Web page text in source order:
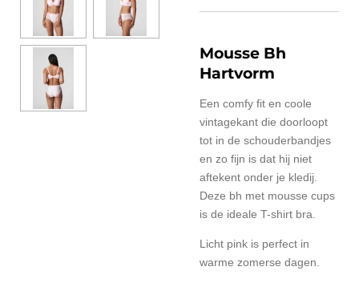
Mousse Bh
Hartvorm
Een comfy fit en coole
vintagekant die doorloopt
tot in de schouderbandjes
en zo fijn is dat hij niet
aftekent onder je kledij.
Deze bh met mousse cups
is de ideale T-shirt bra.
Licht pink is perfect in
warme zomerse dagen.